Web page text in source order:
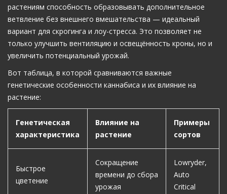
растениям способность образовывать дополнительное
ветвление без внешнего вмешательства — идеальный
вариант для скрогинга и лоу-стресса. Это позволяет не
только улучшить вентиляцию и освещённость кроны, но и
увеличить потенциальный урожай.
Вот таблица, в которой сравниваются важные
генетические особенности каннабиса и их влияние на
растение:
Генетическая
характеристика
Влияние на
растение
Примеры
сортов
Быстрое
цветение
Сокращение
времени до сбора
урожая
Lowryder,
Auto
Critical